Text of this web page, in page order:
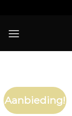
inhoud
Aanbieding!